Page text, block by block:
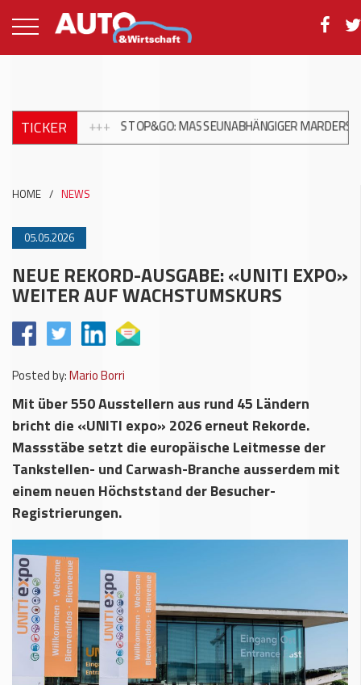
TICKER
+++ STOP&GO: MASSEUNABHÄNGIGER MARDERSCHUTZ
HOME / NEWS
05.05.2026
NEUE REKORD-AUSGABE: «UNITI EXPO»
WEITER AUF WACHSTUMSKURS
Posted by:Mario Borri
Mit über 550 Ausstellern aus rund 45 Ländern
bricht die «UNITI expo» 2026 erneut Rekorde.
Massstäbe setzt die europäische Leitmesse der
Tankstellen- und Carwash-Branche ausserdem mit
einem neuen Höchststand der Besucher-
Registrierungen.